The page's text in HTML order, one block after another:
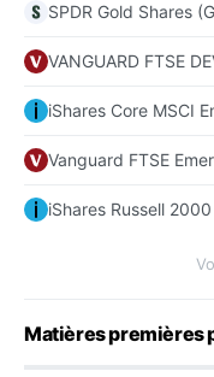
SPDR Gold Shares
VANGUARD FTSE
iShares Core MSCI
Vanguard FTSE
iShares Russell
Matières premières